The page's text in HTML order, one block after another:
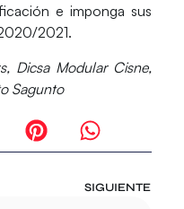
e imponga sus
2021.
Dicsa Modular Cisne,
Sagunto
SIGUIENTE